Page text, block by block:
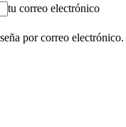
tu correo electrónico
por correo electrónico.